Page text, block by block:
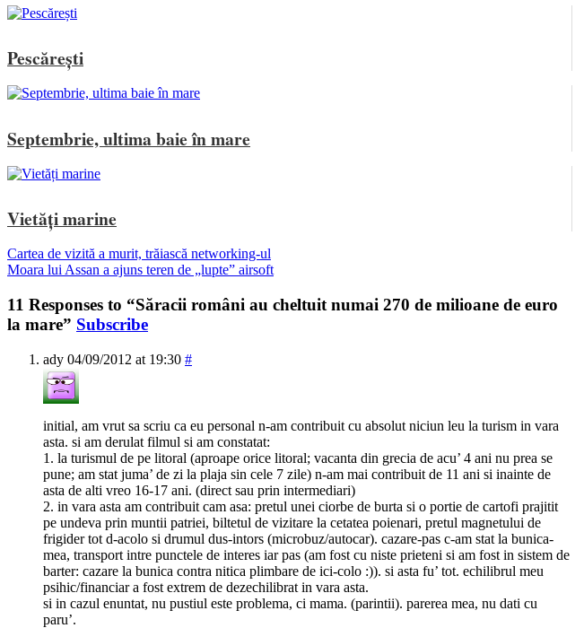
Pescărești
Septembrie, ultima baie în mare
Vietăți marine
Cartea de vizită a murit, trăiască networking-ul
Moara lui Assan a ajuns teren de „lupte” airsoft
11 Responses to “Săracii români au cheltuit numai 270 de milioane de euro
la mare” Subscribe
ady 04/09/2012 at 19:30 #
initial, am vrut sa scriu ca eu personal n-am contribuit cu absolut niciun leu la turism in vara
asta. si am derulat filmul si am constatat:
1. la turismul de pe litoral (aproape orice litoral; vacanta din grecia de acu’ 4 ani nu prea se
pune; am stat juma’ de zi la plaja sin cele 7 zile) n-am mai contribuit de 11 ani si inainte de
asta de alti vreo 16-17 ani. (direct sau prin intermediari)
2. in vara asta am contribuit cam asa: pretul unei ciorbe de burta si o portie de cartofi prajitit
pe undeva prin muntii patriei, biltetul de vizitare la cetatea poienari, pretul magnetului de
frigider tot d-acolo si drumul dus-intors (microbuz/autocar). cazare-pas c-am stat la bunica-
mea, transport intre punctele de interes iar pas (am fost cu niste prieteni si am fost in sistem de
barter: cazare la bunica contra nitica plimbare de ici-colo :)). si asta fu’ tot. echilibrul meu
psihic/financiar a fost extrem de dezechilibrat in vara asta.
si in cazul enuntat, nu pustiul este problema, ci mama. (parintii). parerea mea, nu dati cu
paru’.